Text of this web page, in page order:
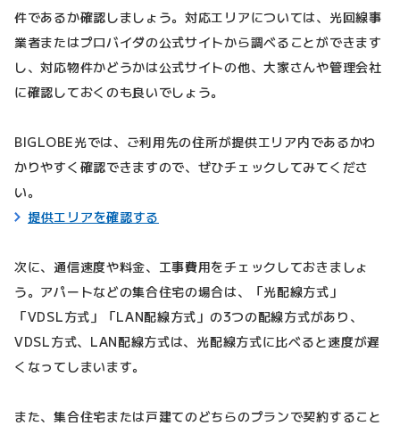
件であるか確認しましょう。対応エリアについては、光回線事
業者またはプロバイダの公式サイトから調べることができます
し、対応物件かどうかは公式サイトの他、大家さんや管理会社
に確認しておくのも良いでしょう。
BIGLOBE光では、ご利用先の住所が提供エリア内であるかわ
かりやすく確認できますので、ぜひチェックしてみてくださ
い。
提供エリアを確認する
次に、通信速度や料金、工事費用をチェックしておきましょ
う。アパートなどの集合住宅の場合は、「光配線方式」
「VDSL方式」「LAN配線方式」の3つの配線方式があり、
VDSL方式、LAN配線方式は、光配線方式に比べると速度が遅
くなってしまいます。
また、集合住宅または戸建てのどちらのプランで契約すること